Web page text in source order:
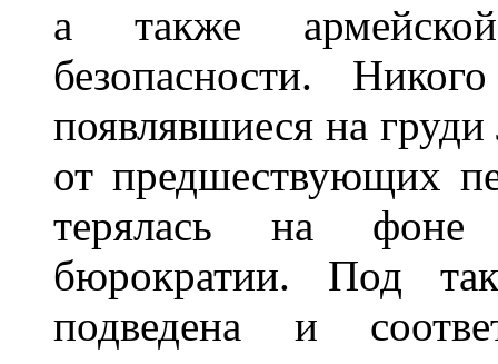
а также
безопасности.
появлявшиеся на
от предшествующих
терялась на фоне
бюрократии. Под
подведена и